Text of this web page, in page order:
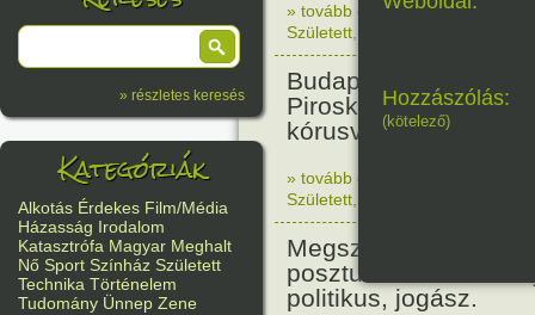
» részletes keresés
Kategóriák
Alkotás Érdekes Film/Média
Házasság Irodalom
Katasztrófa Magyar Meghalt
Nő Sport Színház Született
Technika Történelem
Tudomány Ünnep Zene
» tovább olvasom|Nincs
Született
Budapesten
Piroska
kórusvezető.
» tovább olvasom
Született
Megszületett Bibó
posztumusz
politikus, jogász.
Hozzászólás:
(kötelező)